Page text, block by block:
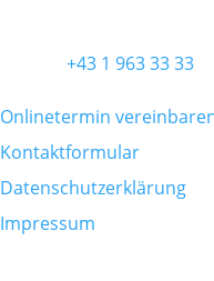
+43 1 963 33 33
Onlinetermin
Kontaktformular
Datenschutzerklärung
Impressum